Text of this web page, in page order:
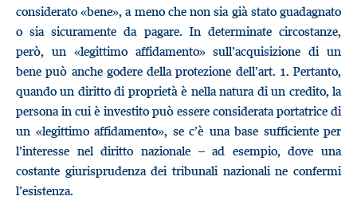
considerato «bene», a meno che non sia già stato guadagnato
o sia sicuramente da pagare. In determinate circostanze,
però, un «legittimo affidamento» sull’acquisizione di un
bene può anche godere della protezione dell’art. 1. Pertanto,
quando un diritto di proprietà è nella natura di un credito, la
persona in cui è investito può essere considerata portatrice di
un «legittimo affidamento», se c’è una base sufficiente per
l’interesse nel diritto nazionale – ad esempio, dove una
costante giurisprudenza dei tribunali nazionali ne confermi
l’esistenza.